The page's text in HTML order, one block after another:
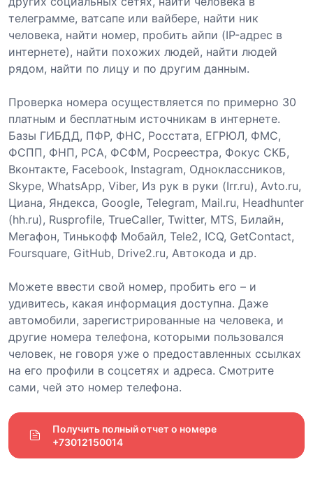
телеграмме, ватсапе или вайбере, найти ник
человека, найти номер, пробить айпи (IP-адрес в
интернете), найти похожих людей, найти людей
рядом, найти по лицу и по другим данным.
Проверка номера осуществляется по примерно 30
платным и бесплатным источникам в интернете.
Базы ГИБДД, ПФР, ФНС, Росстата, ЕГРЮЛ, ФМС,
ФСПП, ФНП, РСА, ФСФМ, Росреестра, Фокус СКБ,
Вконтакте, Facebook, Instagram, Одноклассников,
Skype, WhatsApp, Viber, Из рук в руки (Irr.ru), Avto.ru,
Циана, Яндекса, Google, Telegram, Mail.ru, Headhunter
(hh.ru), Rusprofile, TrueCaller, Twitter, MTS, Билайн,
Мегафон, Тинькофф Мобайл, Tele2, ICQ, GetContact,
Foursquare, GitHub, Drive2.ru, Автокода и др.
Можете ввести свой номер, пробить его – и
удивитесь, какая информация доступна. Даже
автомобили, зарегистрированные на человека, и
другие номера телефона, которыми пользовался
человек, не говоря уже о предоставленных ссылках
на его профили в соцсетях и адреса. Смотрите
сами, чей это номер телефона.
Получить полный отчет о номере
+73012150014